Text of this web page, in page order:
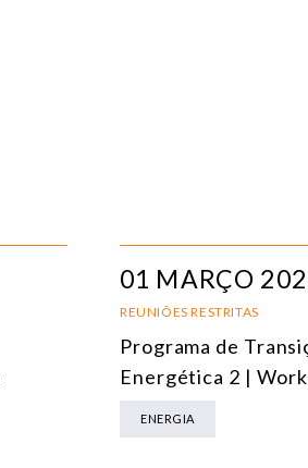
01 MARÇO
REUNIÕES RESTRITAS
Programa de
Energética 2 |
ENERGIA